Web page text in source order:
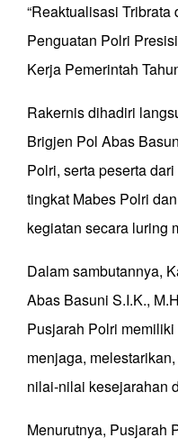
“Reaktualisasi
Penguatan Polri
Kerja Pemerintah
Rakernis dihadiri
Brigjen Pol Abas
Polri, serta peserta
tingkat Mabes Polri
kegiatan secara luring
Dalam sambutannya,
Abas Basuni S.I.K.,
Pusjarah Polri
menjaga,
nilai-nilai kesejarahan
Menurutnya, Pusjarah